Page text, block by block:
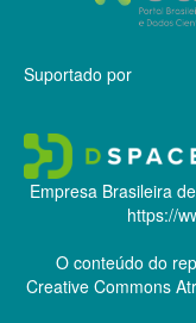
Suportado por
Empresa Brasileira
https://
O conteúdo do
Creative Commons